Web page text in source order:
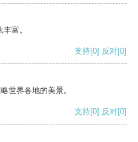
富。
支持[0] 反对[0]
世界各地的美景。
支持[0] 反对[0]